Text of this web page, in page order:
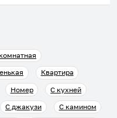
Квартира
Номер
С кухней
С джакузи
С камином